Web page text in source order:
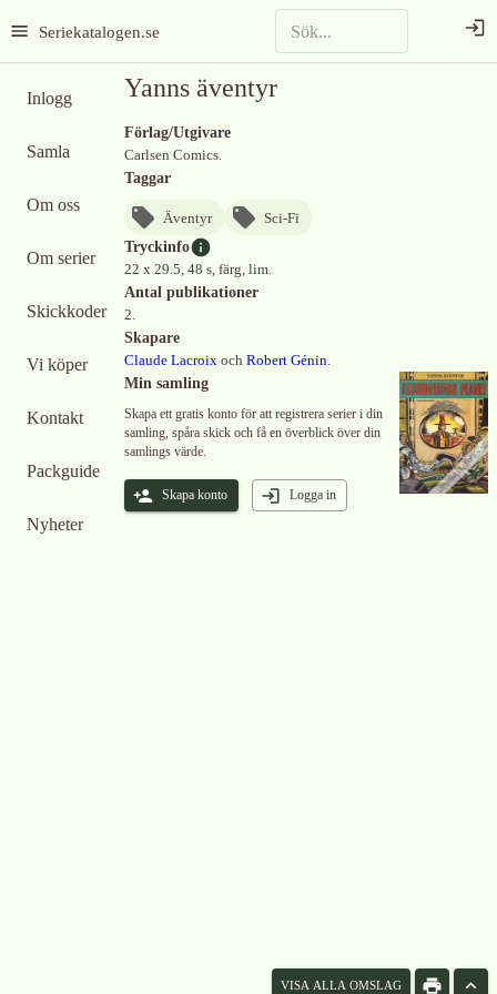
Seriekatalogen.se
Inlogg
Samla
Om oss
Om serier
Skickkoder
Vi köper
Kontakt
Packguide
Nyheter
Yanns äventyr
Förlag/Utgivare
Carlsen Comics.
Taggar
Äventyr
Sci-Fi
Tryckinfo
22 x 29.5, 48 s, färg, lim.
Antal publikationer
2.
Skapare
Claude Lacroix och Robert Génin.
Min samling
Skapa ett gratis konto för att registrera serier i din
samling, spåra skick och få en överblick över din
samlings värde.
Skapa konto Logga in
VISA ALLA OMSLAG